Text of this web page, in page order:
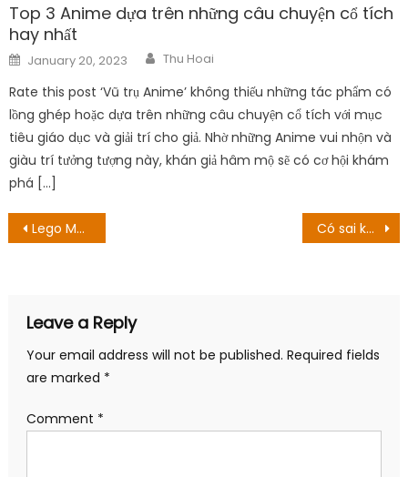
Top 3 Anime dựa trên những câu chuyện cổ tích
hay nhất
Posted
on
January 20, 2023 Author
Thu Hoai
Rate this post ‘Vũ trụ Anime’ không thiếu những tác phẩm có
lồng ghép hoặc dựa trên những câu chuyện cổ tích với mục
tiêu giáo dục và giải trí cho giả. Nhờ những Anime vui nhộn và
giàu trí tưởng tượng này, khán giả hâm mộ sẽ có cơ hội khám
phá […]
Post
Lego Masters US Season 3 Episode 1: Ngày phát hành & Hướng dẫn phát trực tuyến Có sai không khi cố gắng đón các cô gái trong ngục tối Phần 4 Tập 4: Nàng tiên cá! Ngày phát hành
Leave a Reply
Your email address will not be published. Required fields
are marked *
Comment *